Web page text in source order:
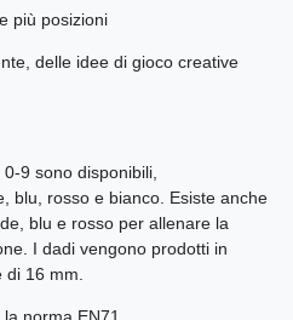
più posizioni
delle idee di gioco creative
9 sono disponibili,
blu, rosso e bianco. Esiste anche
blu e rosso per allenare la
I dadi vengono prodotti in
16 mm.
norma EN71